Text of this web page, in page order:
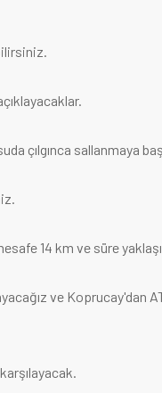
çılgınca sallanmaya
14 km ve süre
ve Koprucay'dan